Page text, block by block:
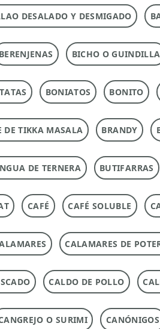
DESALADO Y DESMIGADO
BERENJENAS BICHO O GUINDILLA
BONIATOS BONITO
DE TIKKA MASALA BRANDY
DE TERNERA BUTIFARRAS
CAFÉ CAFÉ SOLUBLE
CALAMARES DE
CALDO DE POLLO
O SURIMI CANÓNIGOS